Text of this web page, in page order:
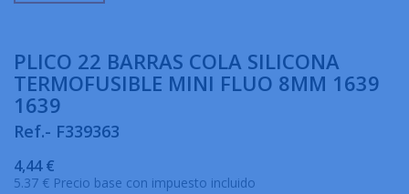
PLICO 22 BARRAS COLA SILICONA
TERMOFUSIBLE MINI FLUO 8MM 1639
1639
Ref.- F339363
4,44 €
5.37 € Precio base con impuesto incluido